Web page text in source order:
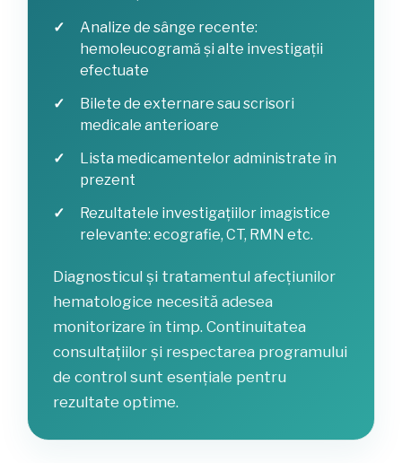
Analize de sânge recente:
hemoleucogramă și alte investigații
efectuate
Bilete de externare sau scrisori
medicale anterioare
Lista medicamentelor administrate în
prezent
Rezultatele investigațiilor imagistice
relevante: ecografie, CT, RMN etc.
Diagnosticul și tratamentul afecțiunilor
hematologice necesită adesea
monitorizare în timp. Continuitatea
consultațiilor și respectarea programului
de control sunt esențiale pentru
rezultate optime.